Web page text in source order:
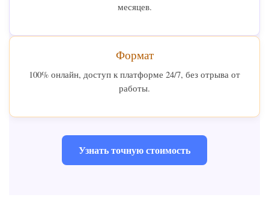
месяцев.
Формат
100% онлайн, доступ к платформе 24/7, без отрыва от
работы.
Узнать точную стоимость